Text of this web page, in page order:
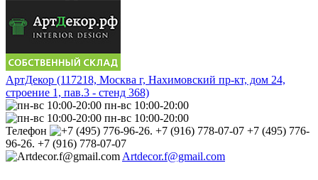
АртДекор (117218, Москва г, Нахимовский пр-кт, дом 24,
строение 1, пав.3 - стенд 368)
пн-вс 10:00-20:00
пн-вс 10:00-20:00
Телефон
+7 (495) 776-
96-26. +7 (916) 778-07-07
Artdecor.f@gmail.com